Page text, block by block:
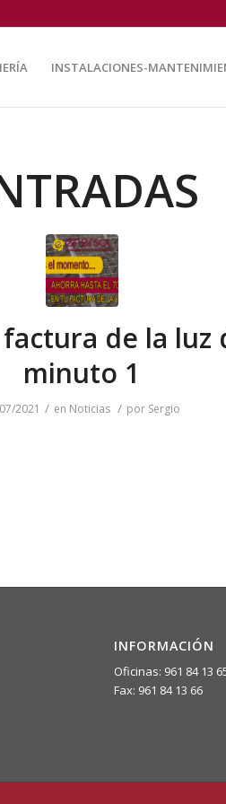
INSTALACIONES-
de la luz
minuto 1
2021 / en Noticias / por Sergio
INFORMACIÓN
Oficinas: 961 84 13
Fax: 961 84 13 66